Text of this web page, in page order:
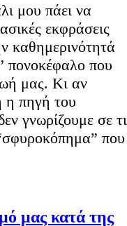
μου πάει να
εκφράσεις
καθημερινότητά
πονοκέφαλο που
μας. Κι αν
η πηγή του
γνωρίζουμε σε τι
που
μας κατά της